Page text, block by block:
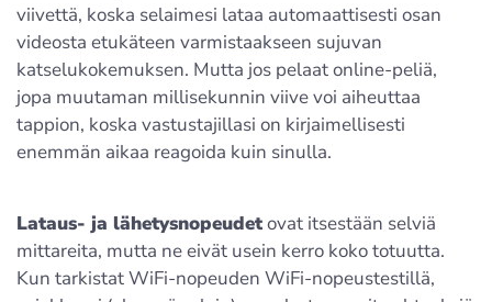
viivettä, koska selaimesi lataa automaattisesti osan
videosta etukäteen varmistaakseen sujuvan
katselukokemuksen. Mutta jos pelaat online-peliä,
jopa muutaman millisekunnin viive voi aiheuttaa
tappion, koska vastustajillasi on kirjaimellisesti
enemmän aikaa reagoida kuin sinulla.
Lataus- ja lähetysnopeudetovat itsestään selviä
mittareita, mutta ne eivät usein kerro koko totuutta.
Kun tarkistat WiFi-nopeuden WiFi-nopeustestillä,